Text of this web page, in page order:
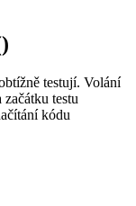
testují. Volání
začátku testu
kódu